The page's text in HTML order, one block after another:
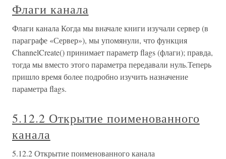
Флаги канала
Флаги канала Когда мы вначале книги изучали сервер (в
параграфе «Сервер»), мы упомянули, что функция
ChannelCreate() принимает параметр flags (флаги); правда,
тогда мы вместо этого параметра передавали нуль.Теперь
пришло время более подробно изучить назначение
параметра flags.
5.12.2 Открытие поименованного
канала
5.12.2 Открытие поименованного канала